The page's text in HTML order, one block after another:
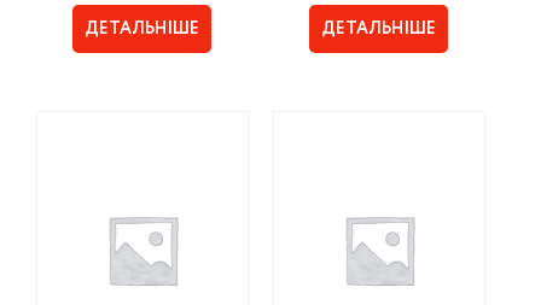
ДЕТАЛЬНІШЕ ДЕТАЛЬНІШЕ